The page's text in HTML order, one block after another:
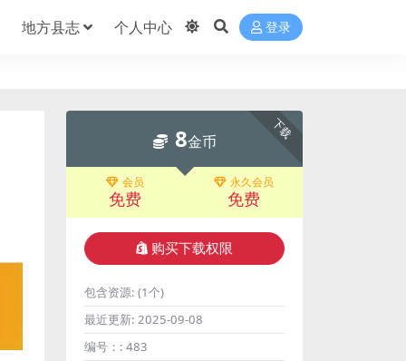
地方县志 个人中心 登录
下载
8金币
会员
免费
永久会员
免费
购买下载权限
包含资源: (1个)
最近更新: 2025-09-08
编号：: 483